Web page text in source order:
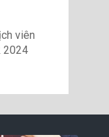
viên
2024